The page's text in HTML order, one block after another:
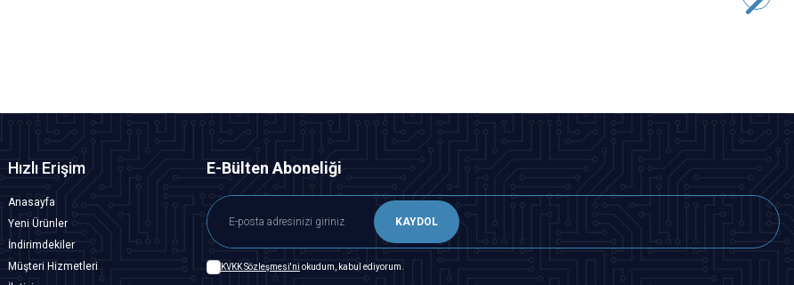
Hızlı Erişim
Anasayfa
Yeni Ürünler
İndirimdekiler
Müşteri Hizmetleri
E-Bülten Aboneliği
KAYDOL
KVKK Sözleşmesi'ni okudum, kabul ediyorum.